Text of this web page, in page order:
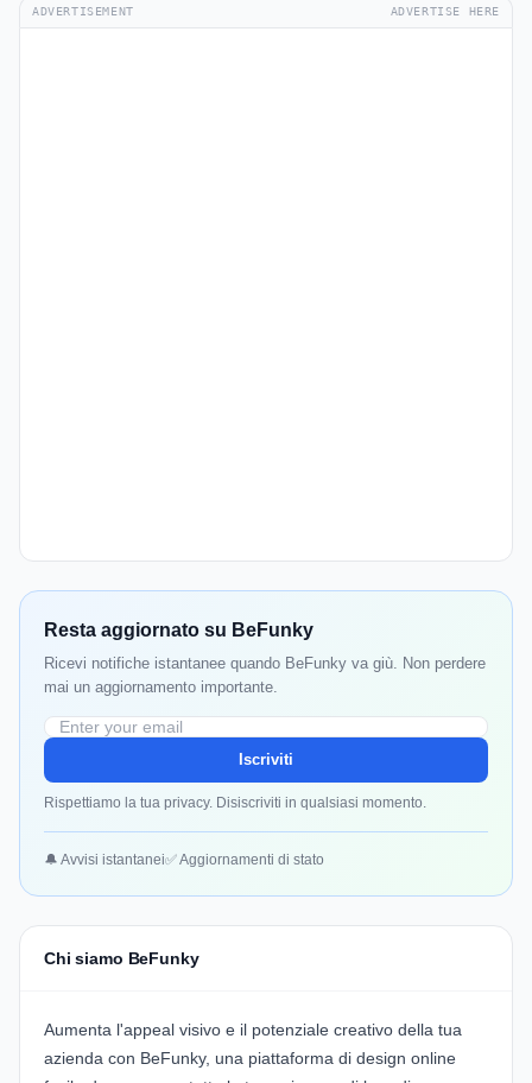
ADVERTISEMENT ADVERTISE HERE
Resta aggiornato su BeFunky
Ricevi notifiche istantanee quando BeFunky va giù. Non perdere
mai un aggiornamento importante.
Iscriviti
Rispettiamo la tua privacy. Disiscriviti in qualsiasi momento.
🔔 Avvisi istantanei✅ Aggiornamenti di stato
Chi siamo BeFunky
Aumenta l'appeal visivo e il potenziale creativo della tua
azienda con BeFunky, una piattaforma di design online